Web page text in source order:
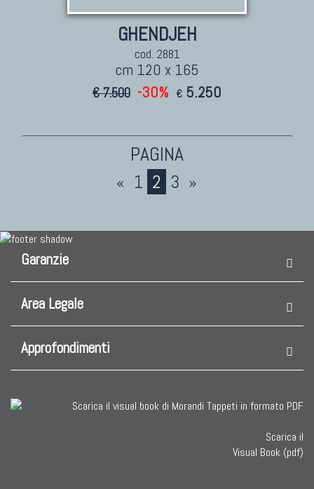
GHENDJEH
cod. 2881
cm 120 x 165
€ 7.500 -30% € 5.250
« 1 2 3 »
Garanzie
Area Legale
Approfondimenti
Scarica il
Visual Book (pdf)